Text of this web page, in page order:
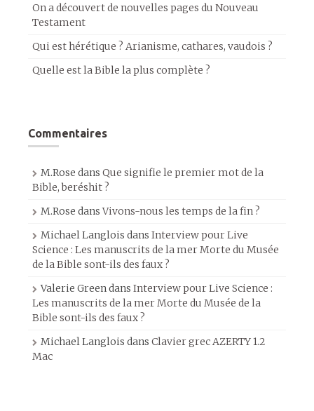
On a découvert de nouvelles pages du Nouveau
Testament
Qui est hérétique ? Arianisme, cathares, vaudois ?
Quelle est la Bible la plus complète ?
Commentaires
M.Rose dans Que signifie le premier mot de la
Bible, beréshit ?
M.Rose dansVivons-nous les temps de la fin ?
Michael Langlois dans Interview pour Live
Science : Les manuscrits de la mer Morte du Musée
de la Bible sont-ils des faux ?
Valerie Green dans Interview pour Live Science :
Les manuscrits de la mer Morte du Musée de la
Bible sont-ils des faux ?
Michael Langlois dans Clavier grec AZERTY 1.2
Mac